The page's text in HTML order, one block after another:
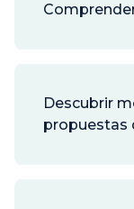
Descubrir
propuestas